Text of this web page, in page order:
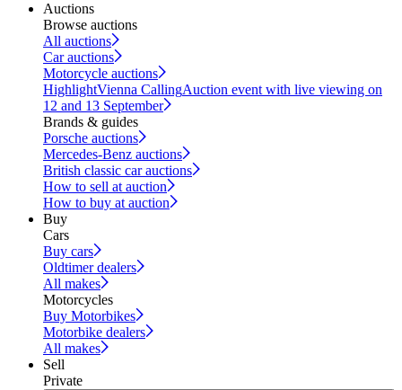
Auctions
Browse auctions
All auctions
Car auctions
Motorcycle auctions
HighlightVienna CallingAuction event with live viewing on
12 and 13 September
Brands & guides
Porsche auctions
Mercedes-Benz auctions
British classic car auctions
How to sell at auction
How to buy at auction
Buy
Cars
Buy cars
Oldtimer dealers
All makes
Motorcycles
Buy Motorbikes
Motorbike dealers
All makes
Sell
Private